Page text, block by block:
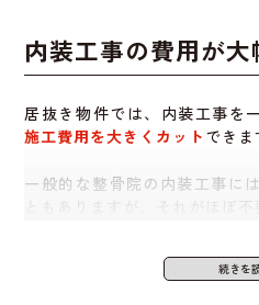
必要な設備がそのまま残ってい
カットできます。
使えるのは非常に大きな利点で
行えば、快適に使える状態に
内装工事の費用が大
居抜き物件では、内装工事を
施工費用を大きくカット できま
一般的な整骨院の内装工事に
ともありますが、それがほぼ
リフォーム程度で済むので、